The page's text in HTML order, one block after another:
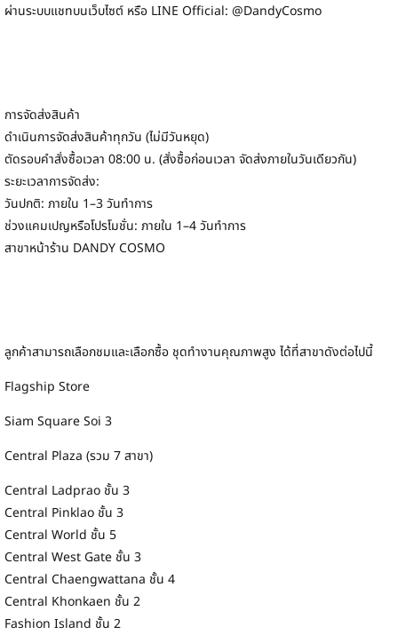
ผ่านระบบแชทบนเว็บไซต์ หรือ LINE Official: @DandyCosmo
การจัดส่งสินค้า
ดำเนินการจัดส่งสินค้าทุกวัน (ไม่มีวันหยุด)
ตัดรอบคำสั่งซื้อเวลา 08:00 น. (สั่งซื้อก่อนเวลา จัดส่งภายในวันเดียวกัน)
ระยะเวลาการจัดส่ง:
วันปกติ: ภายใน 1–3 วันทำการ
ช่วงแคมเปญหรือโปรโมชั่น: ภายใน 1–4 วันทำการ
สาขาหน้าร้าน DANDY COSMO
ลูกค้าสามารถเลือกชมและเลือกซื้อ ชุดทำงานคุณภาพสูง ได้ที่สาขาดังต่อไปนี้
Flagship Store
Siam Square Soi 3
Central Plaza (รวม 7 สาขา)
Central Ladprao ชั้น 3
Central Pinklao ชั้น 3
Central World ชั้น 5
Central West Gate ชั้น 3
Central Chaengwattana ชั้น 4
Central Khonkaen ชั้น 2
Fashion Island ชั้น 2